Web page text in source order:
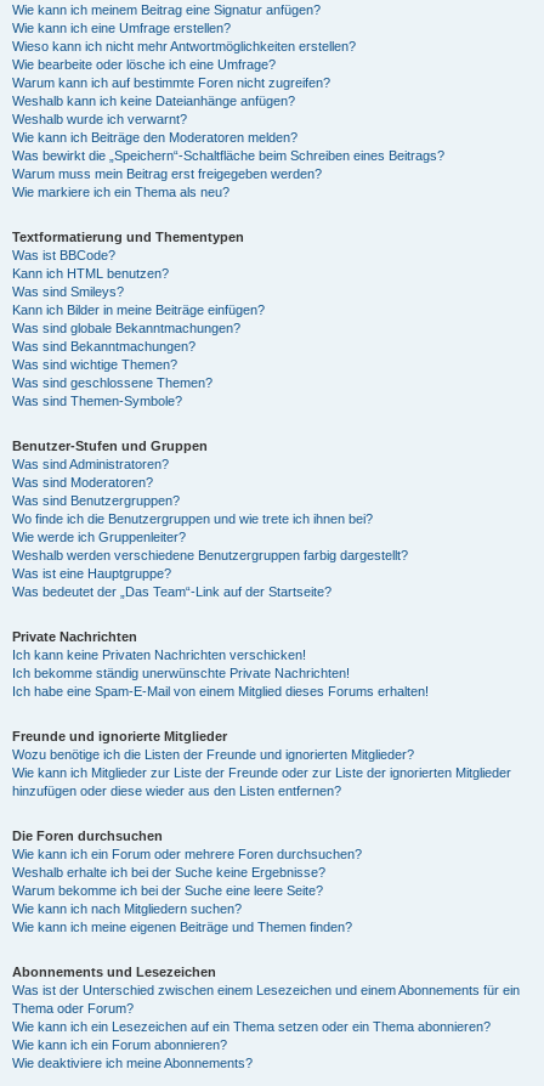
Wie kann ich meinem Beitrag eine Signatur anfügen?
Wie kann ich eine Umfrage erstellen?
Wieso kann ich nicht mehr Antwortmöglichkeiten erstellen?
Wie bearbeite oder lösche ich eine Umfrage?
Warum kann ich auf bestimmte Foren nicht zugreifen?
Weshalb kann ich keine Dateianhänge anfügen?
Weshalb wurde ich verwarnt?
Wie kann ich Beiträge den Moderatoren melden?
Was bewirkt die „Speichern“-Schaltfläche beim Schreiben eines Beitrags?
Warum muss mein Beitrag erst freigegeben werden?
Wie markiere ich ein Thema als neu?
Textformatierung und Thementypen
Was ist BBCode?
Kann ich HTML benutzen?
Was sind Smileys?
Kann ich Bilder in meine Beiträge einfügen?
Was sind globale Bekanntmachungen?
Was sind Bekanntmachungen?
Was sind wichtige Themen?
Was sind geschlossene Themen?
Was sind Themen-Symbole?
Benutzer-Stufen und Gruppen
Was sind Administratoren?
Was sind Moderatoren?
Was sind Benutzergruppen?
Wo finde ich die Benutzergruppen und wie trete ich ihnen bei?
Wie werde ich Gruppenleiter?
Weshalb werden verschiedene Benutzergruppen farbig dargestellt?
Was ist eine Hauptgruppe?
Was bedeutet der „Das Team“-Link auf der Startseite?
Private Nachrichten
Ich kann keine Privaten Nachrichten verschicken!
Ich bekomme ständig unerwünschte Private Nachrichten!
Ich habe eine Spam-E-Mail von einem Mitglied dieses Forums erhalten!
Freunde und ignorierte Mitglieder
Wozu benötige ich die Listen der Freunde und ignorierten Mitglieder?
Wie kann ich Mitglieder zur Liste der Freunde oder zur Liste der ignorierten Mitglieder
hinzufügen oder diese wieder aus den Listen entfernen?
Die Foren durchsuchen
Wie kann ich ein Forum oder mehrere Foren durchsuchen?
Weshalb erhalte ich bei der Suche keine Ergebnisse?
Warum bekomme ich bei der Suche eine leere Seite?
Wie kann ich nach Mitgliedern suchen?
Wie kann ich meine eigenen Beiträge und Themen finden?
Abonnements und Lesezeichen
Was ist der Unterschied zwischen einem Lesezeichen und einem Abonnements für ein
Thema oder Forum?
Wie kann ich ein Lesezeichen auf ein Thema setzen oder ein Thema abonnieren?
Wie kann ich ein Forum abonnieren?
Wie deaktiviere ich meine Abonnements?